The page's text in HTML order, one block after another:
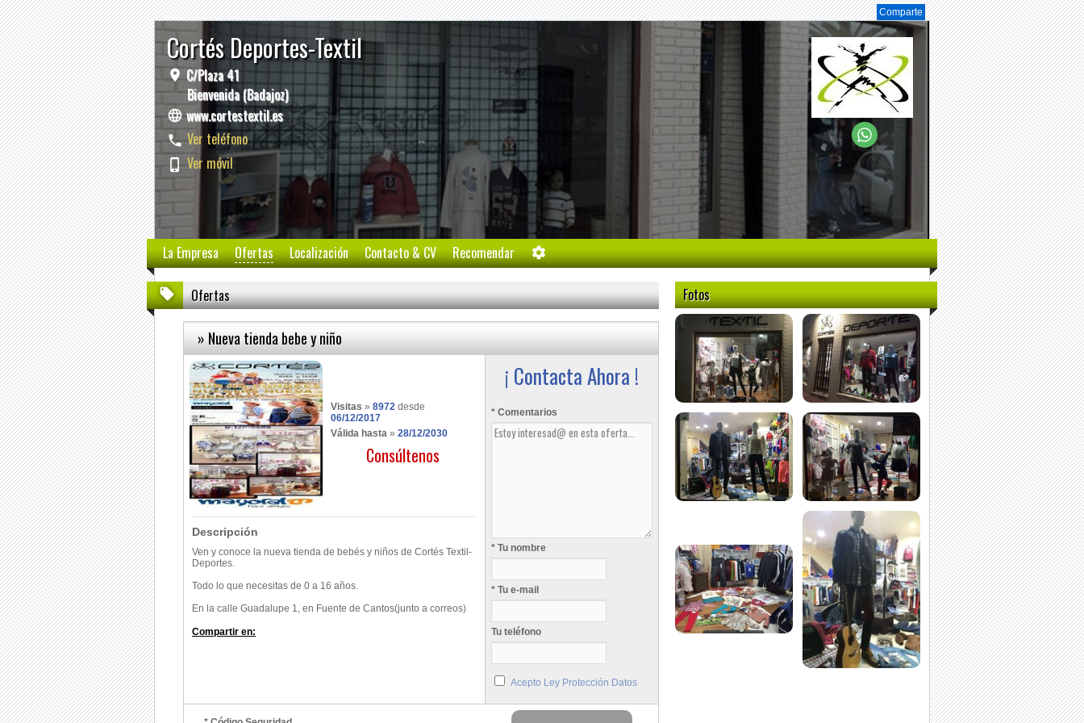
Comparte
Cortés Deportes-Textil
C/Plaza 41
Bienvenida (Badajoz)
www.cortestextil.es
Ver teléfono
Ver móvil
La Empresa Ofertas Localización Contacto & CV Recomendar
Ofertas
» Nueva tienda bebe y niño
Visitas » 8972 desde
06/12/2017
Válida hasta » 28/12/2030
Consúltenos
Descripción
Ven y conoce la nueva tienda de bebés y niños de Cortés Textil-
Deportes.
Todo lo que necesitas de 0 a 16 años.
En la calle Guadalupe 1, en Fuente de Cantos(junto a correos)
Compartir en:
¡ Contacta Ahora !
* Comentarios
* Tu nombre
* Tu e-mail
Tu teléfono
Acepto Ley Protección Datos
Fotos